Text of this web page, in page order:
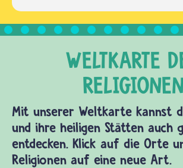
Zutritt
verboten.
Wenn
die…
Mit unserer Weltkarte kannst
und ihre heiligen Stätten auch
entdecken. Klick auf die Orte
Religionen auf eine neue Art.